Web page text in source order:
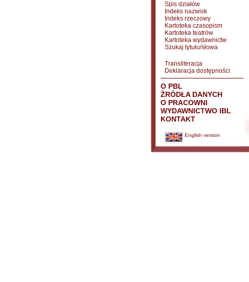
Spis działów
Indeks nazwisk
Indeks rzeczowy
Kartoteka czasopism
Kartoteka teatrów
Kartoteka wydawnictw
Szukaj tytułu/słowa
Transliteracja
Deklaracja dostępności
O PBL
ŹRÓDŁA DANYCH
O PRACOWNI
WYDAWNICTWO IBL
KONTAKT
English version